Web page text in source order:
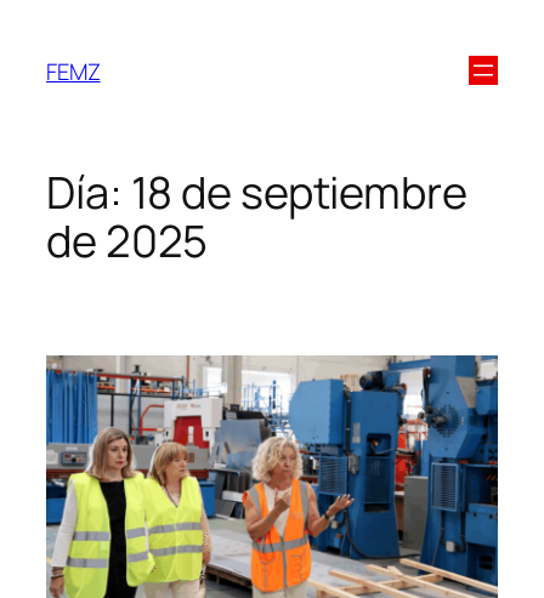
FEMZ
Día: 18 de septiembre
de 2025